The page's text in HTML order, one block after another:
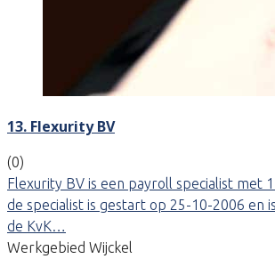
13. Flexurity BV
(0)
Flexurity BV is een payroll specialist met
de specialist is gestart op 25-10-2006 en
de KvK…
Werkgebied Wijckel